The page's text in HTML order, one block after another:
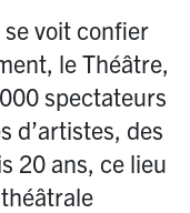
voit confier
le Théâtre,
spectateurs
d’artistes, des
20 ans, ce lieu